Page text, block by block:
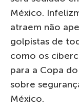
México.
atraem não
golpistas de
como os
para a Copa
sobre
México.